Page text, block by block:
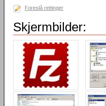
Foreslå rettinger
Skjermbilder: